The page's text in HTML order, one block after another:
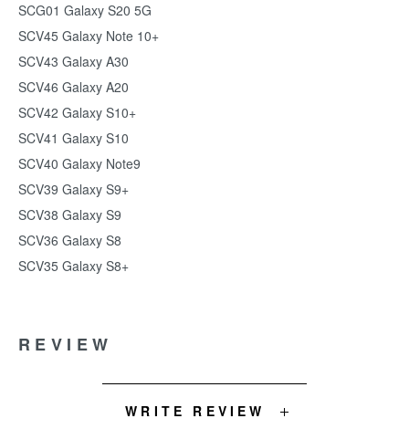
SCG01 Galaxy S20 5G
SCV45 Galaxy Note 10+
SCV43 Galaxy A30
SCV46 Galaxy A20
SCV42 Galaxy S10+
SCV41 Galaxy S10
SCV40 Galaxy Note9
SCV39 Galaxy S9+
SCV38 Galaxy S9
SCV36 Galaxy S8
SCV35 Galaxy S8+
REVIEW
WRITE REVIEW